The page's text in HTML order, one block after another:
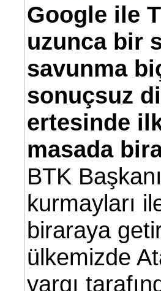
Google ile
uzunca bir
savunma
sonuçsuz
ertesinde
masada
BTK
kurmayları
biraraya
ülkemizde
yargı